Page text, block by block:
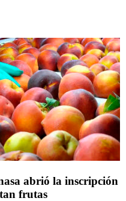
abrió la inscripción
frutas